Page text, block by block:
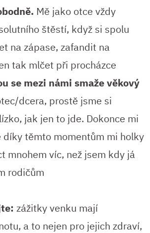
Mě jako otce vždy
štěstí, když si spolu
na zápase, zafandit na
tak mlčet při procházce
se mezi námi smaže věkový
dcera, prostě jsme si
jak jen to jde. Dokonce mi
díky těmto momentům mi holky
mnohem víc, než jsem kdy já
rodičům
zážitky venku mají
a to nejen pro jejich zdraví,